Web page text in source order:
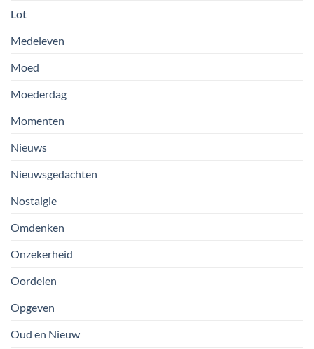
Lot
Medeleven
Moed
Moederdag
Momenten
Nieuws
Nieuwsgedachten
Nostalgie
Omdenken
Onzekerheid
Oordelen
Opgeven
Oud en Nieuw